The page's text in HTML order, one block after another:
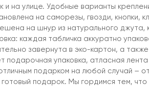
и на улице. Удобные варианты
на саморезы, гвозди, кнопки,
на шнур из натурального джута,
каждая табличка аккуратно
завернута в эко-картон, а
подарочная упаковка, атласная
подарком на любой случай –
подарок. Мы гордимся тем,